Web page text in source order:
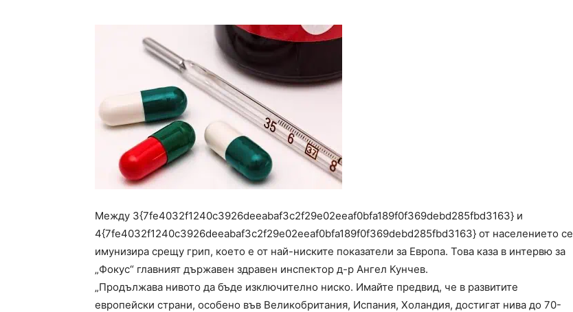
Между 3{7fe4032f1240c3926deeabaf3c2f29e02eeaf0bfa189f0f369debd285fbd3163} и
4{7fe4032f1240c3926deeabaf3c2f29e02eeaf0bfa189f0f369debd285fbd3163} от населението се
имунизира срещу грип, което е от най-ниските показатели за Европа. Това каза в интервю за
„Фокус“ главният държавен здравен инспектор д-р Ангел Кунчев.
„Продължава нивото да бъде изключително ниско. Имайте предвид, че в развитите
европейски страни, особено във Великобритания, Испания, Холандия, достигат нива до 70-